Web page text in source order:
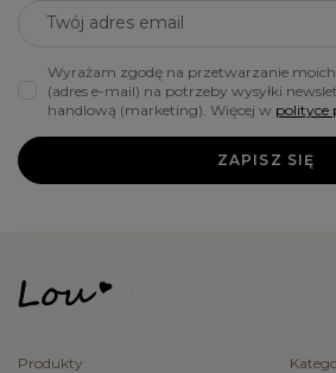
Twój adres email
Wyrażam zgodę na przetwarzanie
(adres e-mail) na potrzeby wysyłki
handlową (marketing). Więcej w polityce
ZAPISZ SIĘ
Produkty